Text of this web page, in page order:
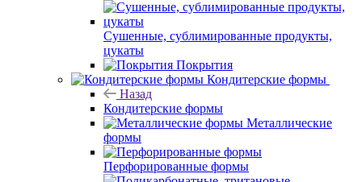
Сушенные, сублимированные продукты,
цукаты
Покрытия
Кондитерские формы
Назад
Кондитерские формы
Металлические
формы
Перфорированные формы